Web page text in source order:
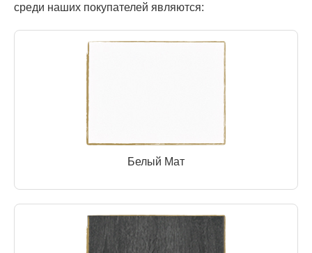
среди наших покупателей являются:
Белый Мат